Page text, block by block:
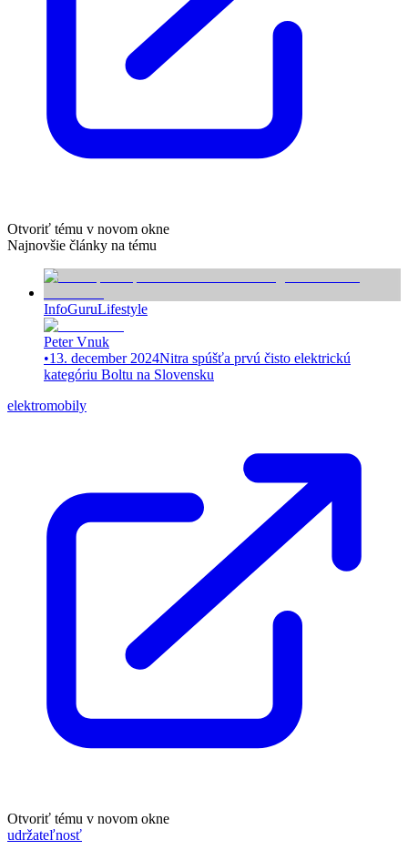
Otvoriť tému v novom okne
Najnovšie články na tému
InfoGuruLifestyle
Peter Vnuk
•13. december 2024Nitra spúšťa prvú čisto elektrickú
kategóriu Boltu na Slovensku
elektromobily
Otvoriť tému v novom okne
udržateľnosť